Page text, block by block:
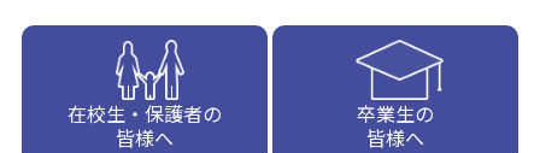
在校生・保護者の
皆様へ
卒業生の
皆様へ